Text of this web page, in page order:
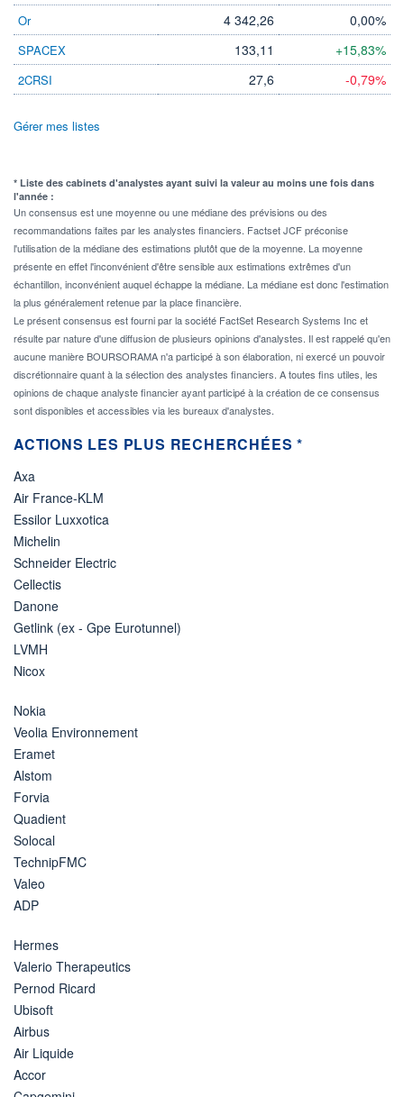
Or 4 342,26 0,00%
SPACEX 133,11 +15,83%
2CRSI 27,6 -0,79%
Gérer mes listes
* Liste des cabinets d'analystes ayant suivi la valeur au moins une fois dans
l'année :
Un consensus est une moyenne ou une médiane des prévisions ou des
recommandations faites par les analystes financiers. Factset JCF préconise
l'utilisation de la médiane des estimations plutôt que de la moyenne. La moyenne
présente en effet l'inconvénient d'être sensible aux estimations extrêmes d'un
échantillon, inconvénient auquel échappe la médiane. La médiane est donc l'estimation
la plus généralement retenue par la place financière.
Le présent consensus est fourni par la société FactSet Research Systems Inc et
résulte par nature d'une diffusion de plusieurs opinions d'analystes. Il est rappelé qu'en
aucune manière BOURSORAMA n'a participé à son élaboration, ni exercé un pouvoir
discrétionnaire quant à la sélection des analystes financiers. A toutes fins utiles, les
opinions de chaque analyste financier ayant participé à la création de ce consensus
sont disponibles et accessibles via les bureaux d'analystes.
ACTIONS LES PLUS RECHERCHÉES *
Axa
Air France-KLM
Essilor Luxxotica
Michelin
Schneider Electric
Cellectis
Danone
Getlink (ex - Gpe Eurotunnel)
LVMH
Nicox
Nokia
Veolia Environnement
Eramet
Alstom
Forvia
Quadient
Solocal
TechnipFMC
Valeo
ADP
Hermes
Valerio Therapeutics
Pernod Ricard
Ubisoft
Airbus
Air Liquide
Accor